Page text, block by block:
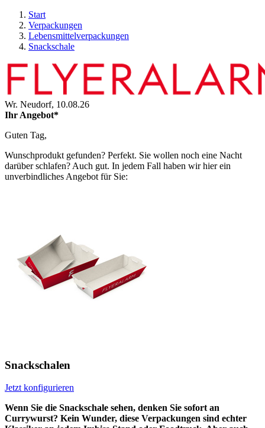
Start
Verpackungen
Lebensmittelverpackungen
Snackschale
Wr. Neudorf, 10.08.26
Ihr Angebot*
Guten Tag,
Wunschprodukt gefunden? Perfekt. Sie wollen noch eine Nacht
darüber schlafen? Auch gut. In jedem Fall haben wir hier ein
unverbindliches Angebot für Sie:
Snackschalen
Jetzt konfigurieren
Wenn Sie die Snackschale sehen, denken Sie sofort an
Currywurst? Kein Wunder, diese Verpackungen sind echter